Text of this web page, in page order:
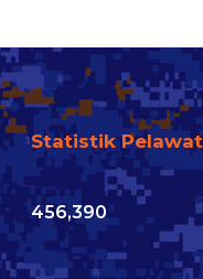
Statistik Pelawat
456,390